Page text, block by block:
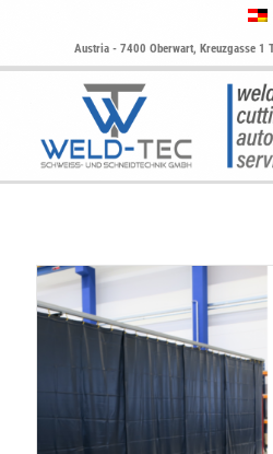
Austria - 7400 Oberwart, Kreuzgasse